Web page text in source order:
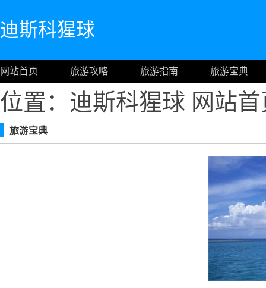
迪斯科猩球
网站首页 旅游攻略 旅游指南 旅游宝典
位置：迪斯科猩球 网站
旅游宝典